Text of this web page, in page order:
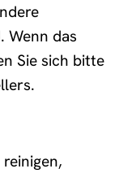
Wenn das
Sie sich bitte